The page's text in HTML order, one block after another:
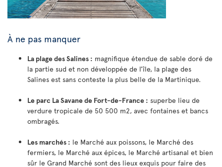
À ne pas manquer
La plage des Salines : magnifique étendue de sable doré de
la partie sud et non développée de l’île, la plage des
Salines est sans conteste la plus belle de la Martinique.
Le parc La Savane de Fort-de-France : superbe lieu de
verdure tropicale de 50 500 m2, avec fontaines et bancs
ombragés.
Les marchés : le Marché aux poissons, le Marché des
fermiers, le Marché aux épices, le Marché artisanal et bien
sûr le Grand Marché sont des lieux exquis pour faire des